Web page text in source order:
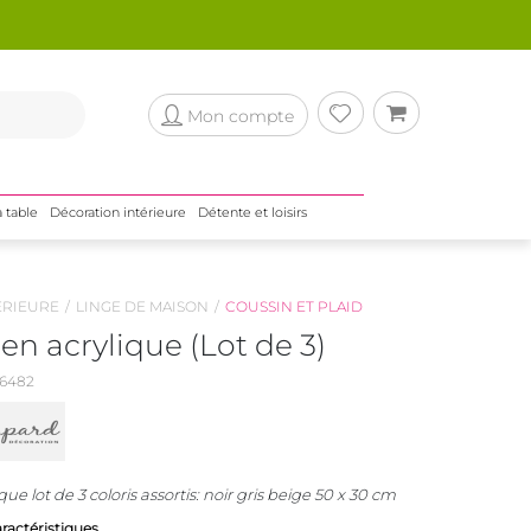
Mon compte
table Décoration intérieure Détente et loisirs
LINGE DE MAISON COUSSIN ET PLAID
acrylique (Lot de 3)
lot de 3 coloris assortis: noir gris beige 50 x 30 cm